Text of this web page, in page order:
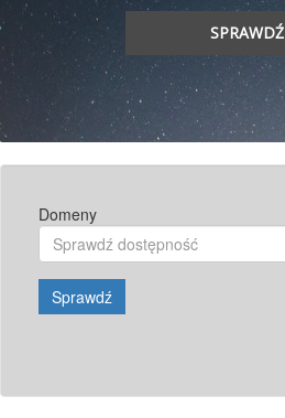
SPRAWDŹ
Domeny
Sprawdź